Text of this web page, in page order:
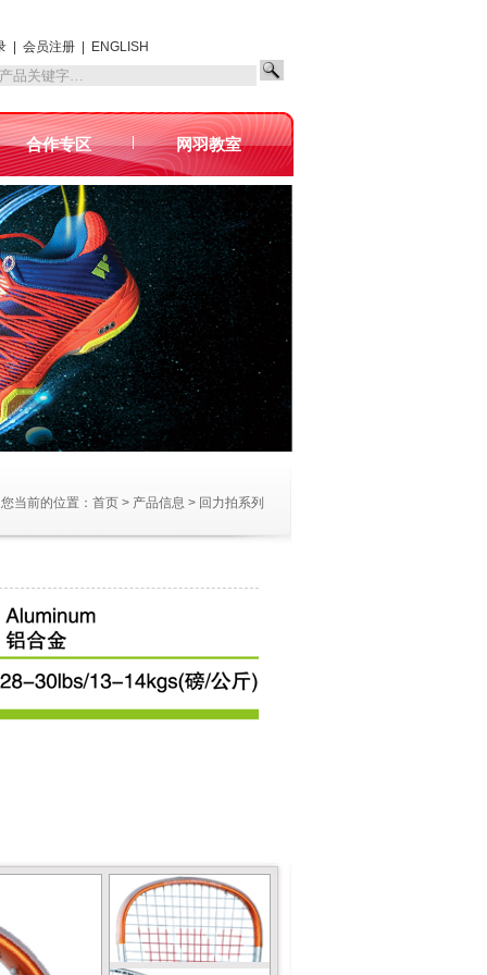
会员注册 ENGLISH
合作专区 | 网羽教室
您当前的位置： 首页 > 产品信息 > 回力拍系列